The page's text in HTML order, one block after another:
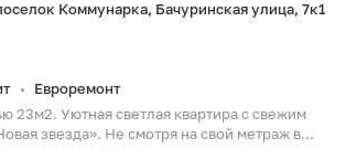
Коммунарка, Бачуринская улица, 7к1
•
Евроремонт
23м2. Уютная светлая квартира с свежим
звезда». Не смотря на свой метраж в...